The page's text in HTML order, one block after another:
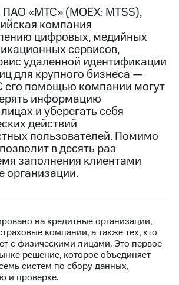
«МТС» (MOEX: MTSS),
компания
цифровых, медийных
сервисов,
удаленной идентификации
для крупного бизнеса —
его помощью компании могут
информацию
и уберегать себя
действий
пользователей. Помимо
в десять раз
заполнения клиентами
организации.
на кредитные организации,
компании, а также тех, кто
с физическими лицами. Это первое
решение, которое объединяет
систем по сбору данных,
и проверке.